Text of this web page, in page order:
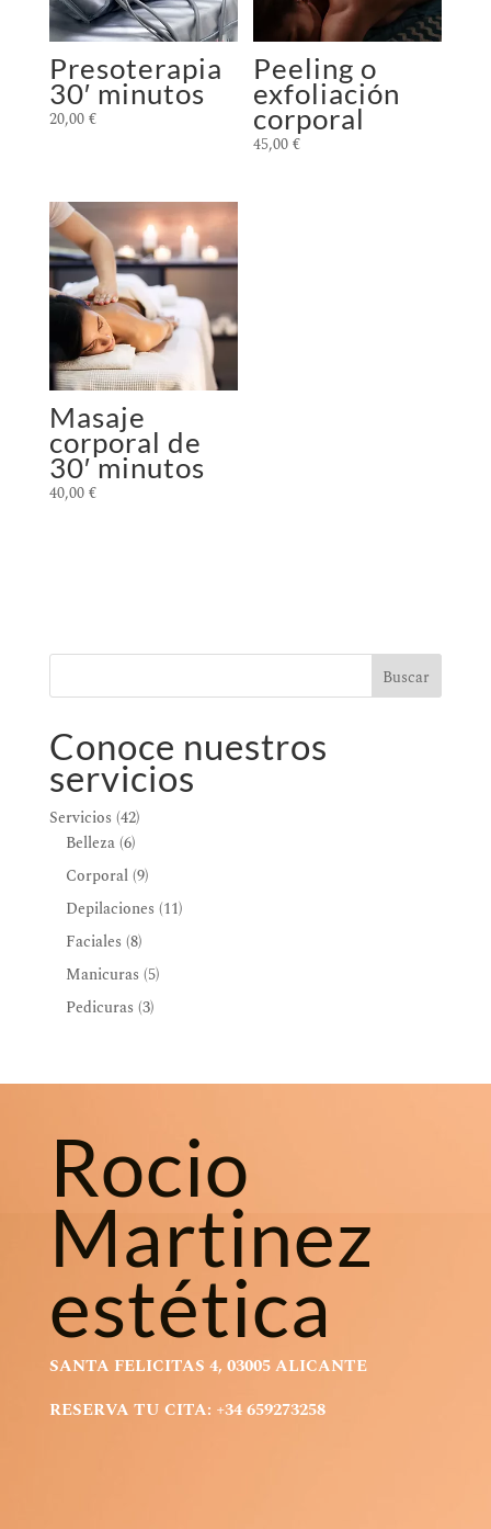
Presoterapia
30′ minutos
20,00€
Peeling o
exfoliación
corporal
45,00€
Masaje
corporal de
30′ minutos
40,00€
Buscar
Conoce nuestros
servicios
Servicios 4242
productos
Belleza 66
productos
Corporal 99
productos
Depilaciones 1111
Faciales 88
productos
Manicuras 55
Pedicuras 33
Rocio
Martinez
estética
SANTA FELICITAS 4, 03005 ALICANTE
RESERVA TU CITA: +34 659273258